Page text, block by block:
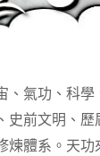
、氣功、科學
史前文明、歷
煉體系。天功